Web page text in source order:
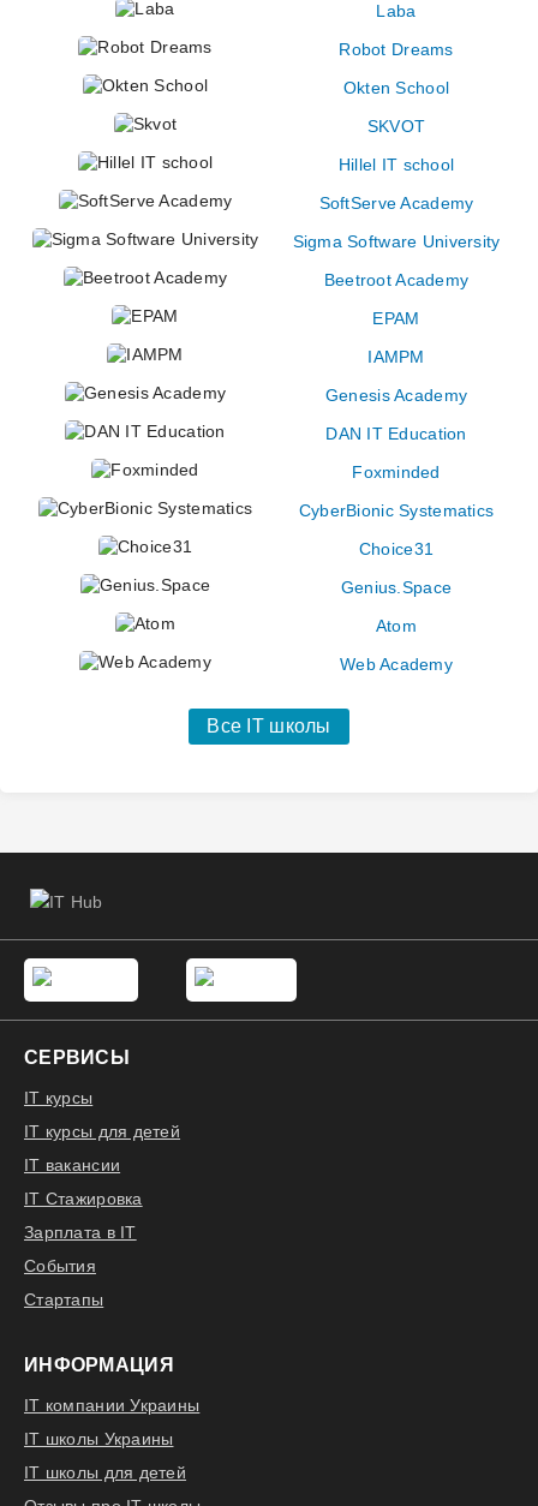
Laba
Robot Dreams
Okten School
SKVOT
Hillel IT school
SoftServe Academy
Sigma Software University
Beetroot Academy
EPAM
IAMPM
Genesis Academy
DAN IT Education
Foxminded
CyberBionic Systematics
Choice31
Genius.Space
Atom
Web Academy
Все IT школы
СЕРВИСЫ
IT курсы
IT курсы для детей
IT вакансии
IT Стажировка
Зарплата в IT
События
Стартапы
ИНФОРМАЦИЯ
IT компании Украины
IT школы Украины
IT школы для детей